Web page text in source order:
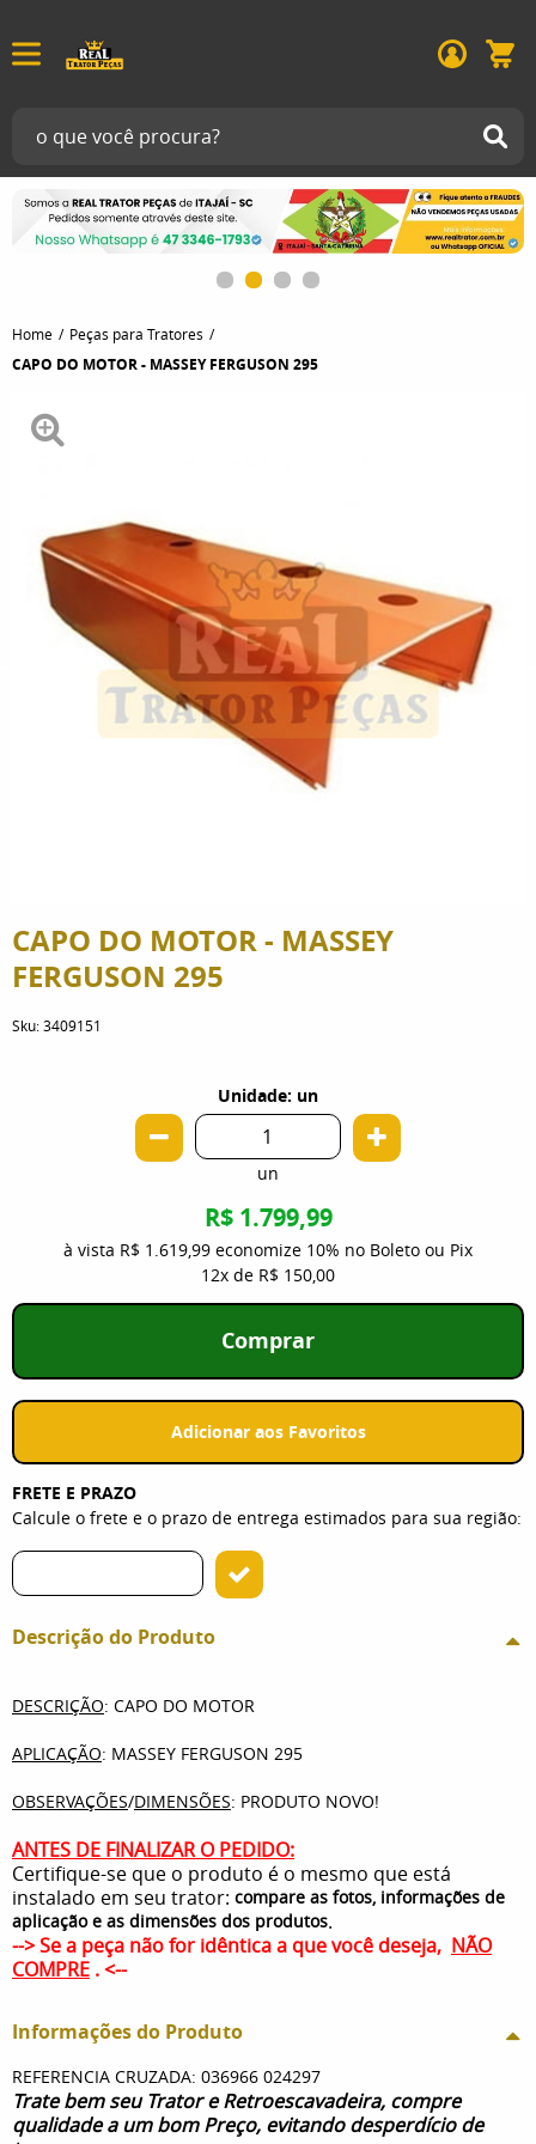
Home Peças para Tratores
CAPO DO MOTOR - MASSEY FERGUSON 295
CAPO DO MOTOR - MASSEY
FERGUSON 295
Sku:3409151
Unidade: un
un
R$ 1.799,99
à vista R$ 1.619,99 economize 10% no Boleto ou Pix
12x de R$ 150,00
Comprar
Adicionar aos Favoritos
FRETE E PRAZO
Calcule o frete e o prazo de entrega estimados para sua região:
Descrição do Produto
DESCRIÇÃO: CAPO DO MOTOR
APLICAÇÃO: MASSEY FERGUSON 295
OBSERVAÇÕES/DIMENSÕES: PRODUTO NOVO!
ANTES DE FINALIZAR O PEDIDO:
Certifique-se que o produto é o mesmo que está
instalado em seu trator: compare as fotos, informações de
aplicação e as dimensões dos produtos.
--> Se a peça não for idêntica a que você deseja, NÃO
COMPRE . <--
Informações do Produto
REFERENCIA CRUZADA: 036966 024297
Trate bem seu Trator e Retroescavadeira, compre
qualidade a um bom Preço, evitando desperdício de